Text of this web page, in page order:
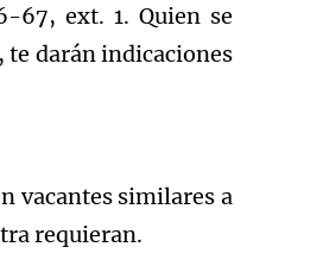
67, ext. 1. Quien se
te darán indicaciones
vacantes similares a
requieran.